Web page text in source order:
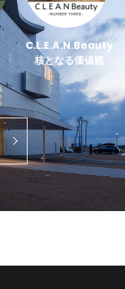
C.L.E.A.N.Beauty
核となる価値観